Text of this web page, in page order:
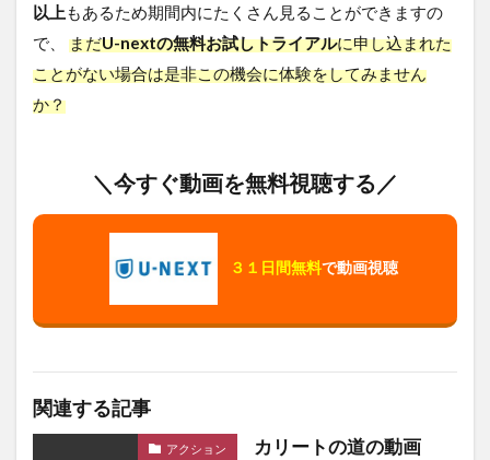
以上もあるため期間内にたくさん見ることができますの
で、 まだU-nextの無料お試しトライアルに申し込まれた
ことがない場合は是非この機会に体験をしてみません
か？
＼今すぐ動画を無料視聴する／
３１日間無料で動画視聴
関連する記事
アクション カリートの道の動画